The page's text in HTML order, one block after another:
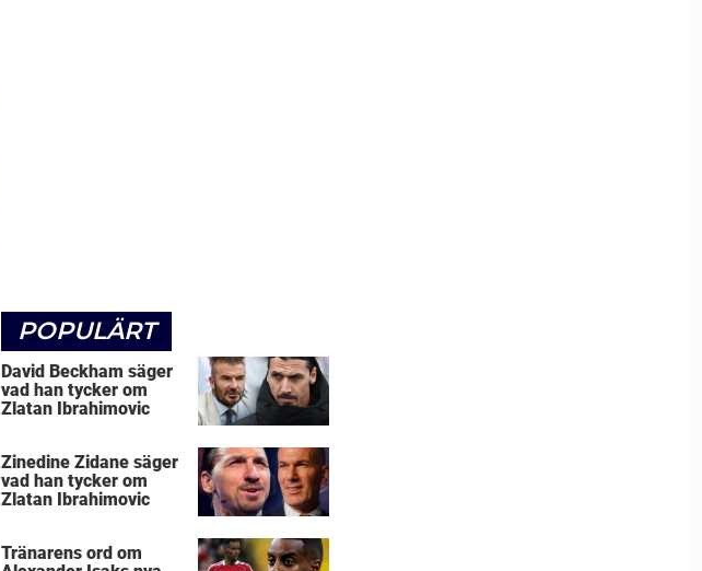
POPULÄRT
David Beckham säger
vad han tycker om
Zlatan Ibrahimovic
Zinedine Zidane säger
vad han tycker om
Zlatan Ibrahimovic
Tränarens ord om